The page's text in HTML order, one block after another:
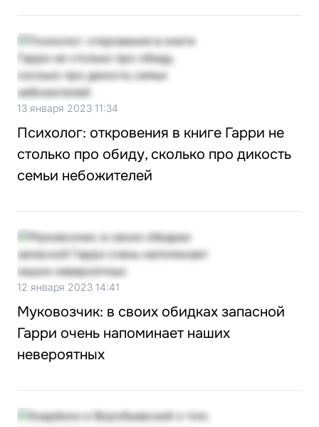
13 января 2023 11:34
Психолог: откровения в книге Гарри не
столько про обиду, сколько про дикость
семьи небожителей
12 января 2023 14:41
Муковозчик: в своих обидках запасной
Гарри очень напоминает наших
невероятных